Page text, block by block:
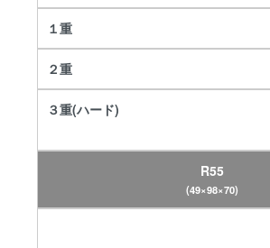
R55
(49×98×70)